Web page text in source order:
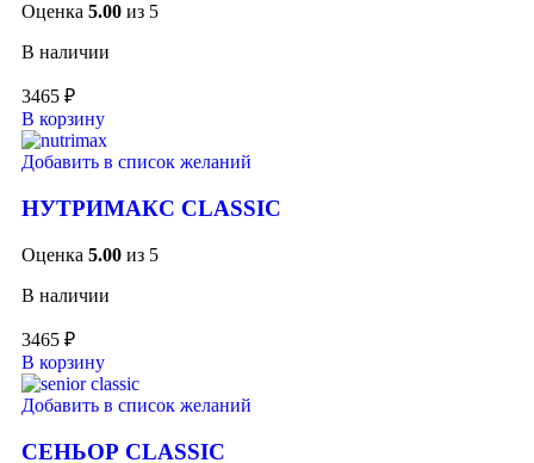
Оценка 5.00 из 5
В наличии
3465 ₽
В корзину
Добавить в список желаний
НУТРИМАКС CLASSIC
Оценка 5.00 из 5
В наличии
3465 ₽
В корзину
Добавить в список желаний
СЕНЬОР CLASSIC